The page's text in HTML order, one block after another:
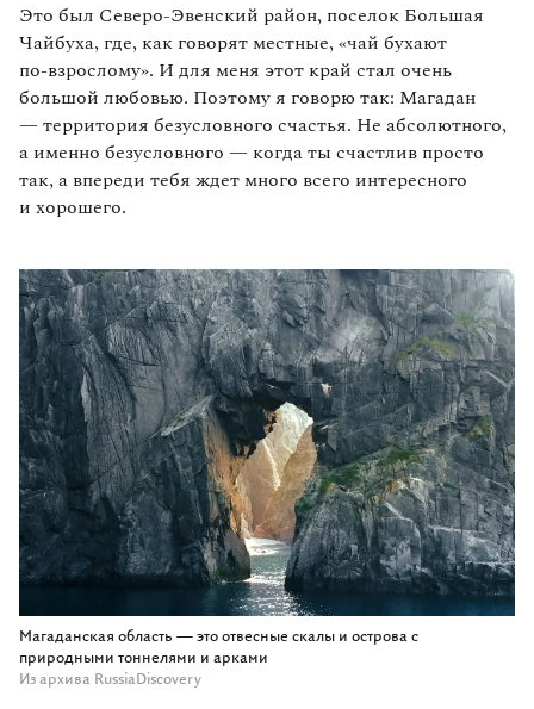
Это был Северо‑Эвенский район, поселок Большая
Чайбуха, где, как говорят местные, «чай бухают
по‑взрослому». И для меня этот край стал очень
большой любовью. Поэтому я говорю так: Магадан
— территория безусловного счастья. Не абсолютного,
а именно безусловного — когда ты счастлив просто
так, а впереди тебя ждет много всего интересного
и хорошего.
Магаданская область — это отвесные скалы и острова с
природными тоннелями и арками
Из архива RussiaDiscovery